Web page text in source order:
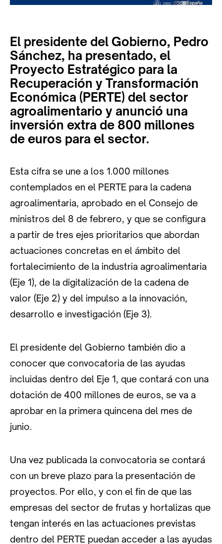
El presidente del Gobierno, Pedro
Sánchez, ha presentado, el
Proyecto Estratégico para la
Recuperación y Transformación
Económica (PERTE) del sector
agroalimentario y anunció una
inversión extra de 800 millones
de euros para el sector.
Esta cifra se une a los 1.000 millones
contemplados en el PERTE para la cadena
agroalimentaria, aprobado en el Consejo de
ministros del 8 de febrero, y que se configura
a partir de tres ejes prioritarios que abordan
actuaciones concretas en el ámbito del
fortalecimiento de la industria agroalimentaria
(Eje 1), de la digitalización de la cadena de
valor (Eje 2) y del impulso a la innovación,
desarrollo e investigación (Eje 3).
El presidente del Gobierno también dio a
conocer que convocatoria de las ayudas
incluidas dentro del Eje 1, que contará con una
dotación de 400 millones de euros, se va a
aprobar en la primera quincena del mes de
junio.
Una vez publicada la convocatoria se contará
con un breve plazo para la presentación de
proyectos. Por ello, y con el fin de que las
empresas del sector de frutas y hortalizas que
tengan interés en las actuaciones previstas
dentro del PERTE puedan acceder a las ayudas